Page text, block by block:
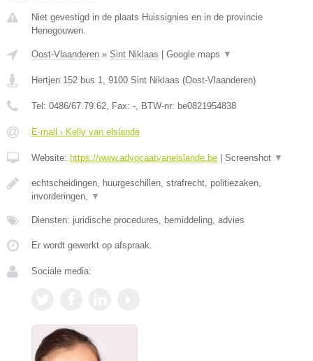
Niet gevestigd in de plaats Huissignies en in de provincie
Henegouwen.
Oost-Vlaanderen » Sint Niklaas Google maps ▼
Hertjen 152 bus 1, 9100 Sint Niklaas (Oost-Vlaanderen)
Tel: 0486/67.79.62, Fax: -, BTW-nr: be0821954838
E-mail › Kelly van elslande
Website: https://www.advocaatvanelslande.be Screenshot ▼
echtscheidingen, huurgeschillen, strafrecht, politiezaken,
invorderingen, ▼
Diensten: juridische procedures, bemiddeling, advies
Er wordt gewerkt op afspraak.
Sociale media: